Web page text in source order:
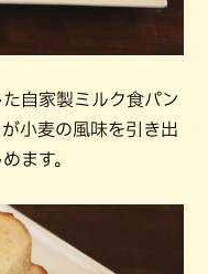
自家製ミルク食パン
小麦の風味を引き出
めます。